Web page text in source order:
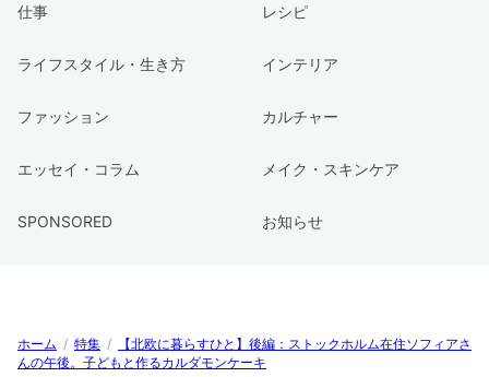
仕事 レシピ
ライフスタイル・生き方 インテリア
ファッション カルチャー
エッセイ・コラム メイク・スキンケア
SPONSORED お知らせ
ホーム / 特集 /
【北欧に暮らすひと】後編：ストックホルム在住ソフィアさ
んの午後。子どもと作るカルダモンケーキ